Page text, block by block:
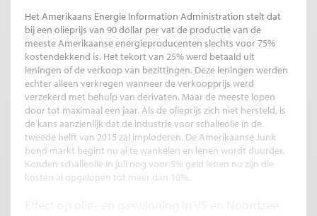
Het Amerikaans Energie Information Administration stelt dat
bij een olieprijs van 90 dollar per vat de productie van de
meeste Amerikaanse energieproducenten slechts voor 75%
kostendekkend is. Het tekort van 25% werd betaald uit
leningen of de verkoop van bezittingen. Deze leningen werden
echter alleen verkregen wanneer de verkoopprijs werd
verzekerd met behulp van derivaten. Maar de meeste lopen
door tot maximaal een jaar. Als de olieprijs zich niet hersteld, is
de kans aanzienlijk dat de industrie voor schalieolie in de
tweede helft van 2015 zal imploderen. De Amerikaanse Junk
bond markt begint nu al te wankelen en lenen wordt duurder.
Konden schalieolie in juli nog voor 5% geld lenen nu zijn die
kosten al opgelopen tot meer dan 10%.